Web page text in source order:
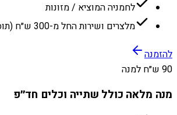
לחמניה המוציא / מזונות
מלצרים ושירות החל מ-300 ש״ח (תוספת)
להזמנה
90 ש״ח למנה
מנה מלאה כולל שתייה וכלים חד״פ